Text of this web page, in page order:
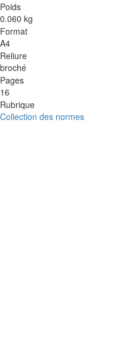
Poids
0.060 kg
Format
A4
Reliure
broché
Pages
16
Rubrique
Collection des normes